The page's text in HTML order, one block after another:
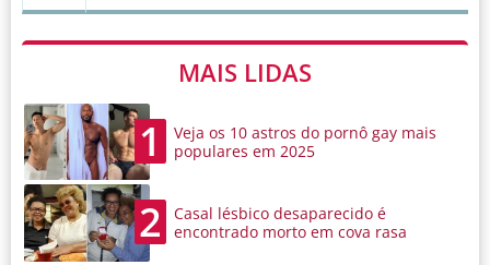
MAIS LIDAS
1
Veja os 10 astros do pornô gay mais
populares em 2025
2
Casal lésbico desaparecido é
encontrado morto em cova rasa